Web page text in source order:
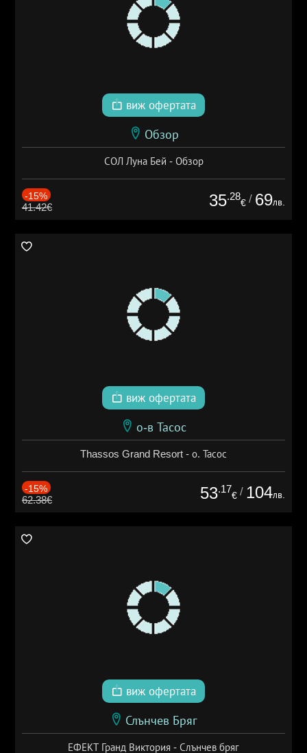
виж офертата
Обзор
СОЛ Луна Бей - Обзор
-15%
41.42€ 35.28
€ / 69лв.
виж офертата
о-в Тасос
Thassos Grand Resort - о. Тасос
-15%
62.38€ 53.17
€ / 104лв.
виж офертата
Слънчев Бряг
ЕФЕКТ Гранд Виктория - Слънчев бряг